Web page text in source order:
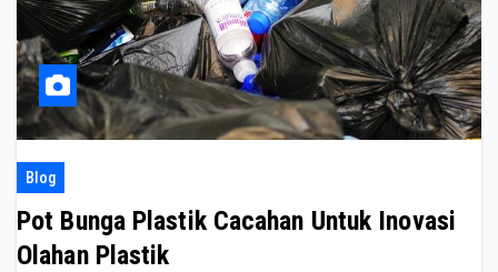
Blog
Pot Bunga Plastik Cacahan Untuk Inovasi
Olahan Plastik